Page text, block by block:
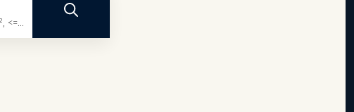
Acheter, Prix <= 98000000, <= 45 pièces, <= 30 chambres, <= 101233 m², <= 3000000 m²